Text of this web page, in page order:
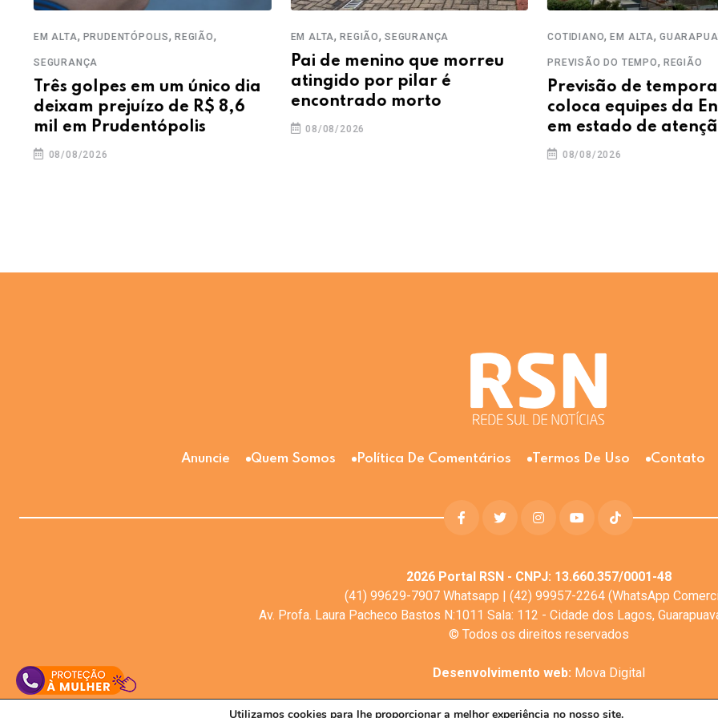
EM ALTA,PRUDENTÓPOLIS ,REGIÃO,
SEGURANÇA
Três golpes em um único dia
deixam prejuízo de R$ 8,6
mil em Prudentópolis
08/08/2026
EM ALTA,REGIÃO,SEGURANÇA
Pai de menino que morreu
atingido por pilar é
encontrado morto
08/08/2026
COTIDIANO,EM ALTA,
PREVISÃO DO TEMPO ,REGIÃO
Previsão de temporais
coloca equipes da
em estado de atenção
08/08/2026
Anuncie Quem Somos Política De Comentários Termos De Uso Contato
2026Portal RSN - CNPJ: 13.660.357/0001-48
(41) 99629-7907 Whatsapp | (42) 99957-2264 (WhatsApp
Av. Profa. Laura Pacheco Bastos N:1011 Sala: 112 - Cidade dos Lagos,
© Todos os direitos reservados
Desenvolvimento web: Mova Digital
Utilizamos cookies para lhe proporcionar a melhor experiência no nosso site.